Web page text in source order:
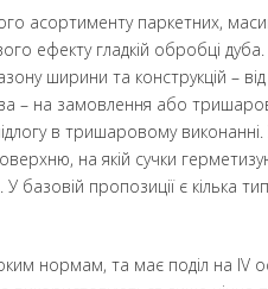
асортименту паркетних,
ефекту гладкій обробці
ширини та конструкцій – від
– на замовлення або
в тришаровому виконанні.
на якій сучки
пропозиції є кілька
нормам, та має поділ на ІV